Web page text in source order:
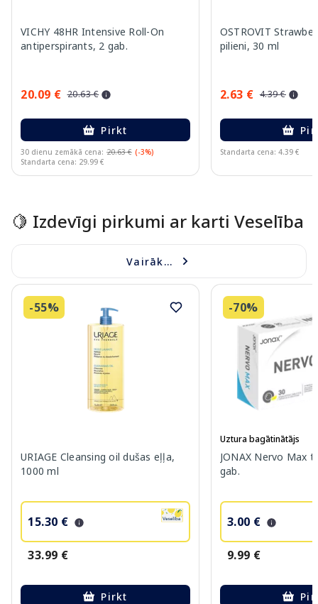
VICHY 48HR Intensive Roll-On
antiperspirants, 2 gab.
20.09 € 20.63 €
Pirkt
30 dienu zemākā cena: 20.63 € (-3%)
Standarta cena: 29.99 €
OSTROVIT
pilieni, 30 ml
2.63 € 4.39 €
Standarta cena: 4.39 €
🍋 Izdevīgi pirkumi ar karti Veselība
Vairāk...
-55%
URIAGE Cleansing oil dušas eļļa,
1000 ml
15.30 €
33.99 €
Pirkt
-70%
Uztura bagātinātājs
JONAX Nervo Max
gab.
3.00 €
9.99 €